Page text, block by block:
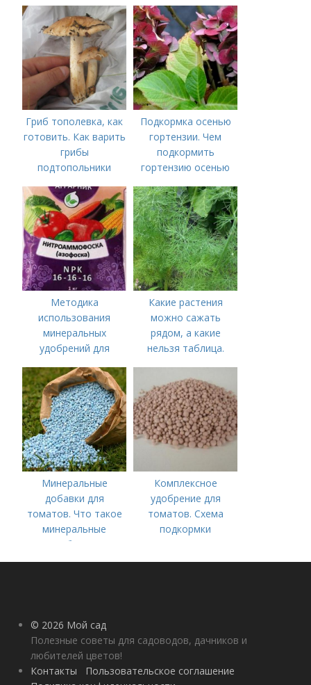
удобрения для
томатов
Гриб тополевка, как
готовить. Как варить
грибы
подтопольники
Подкормка осенью
гортензии. Чем
подкормить
гортензию осенью
Методика
использования
минеральных
удобрений для
Минеральное
питание
Какие растения
можно сажать
рядом, а какие
нельзя таблица.
Минеральные
добавки для
томатов. Что такое
минеральные
удобрения
Комплексное
удобрение для
томатов. Схема
подкормки
рассады до сбора
© 2026 Мой сад
Полезные советы для садоводов, дачников и
любителей цветов!
Контакты
Пользовательское соглашение